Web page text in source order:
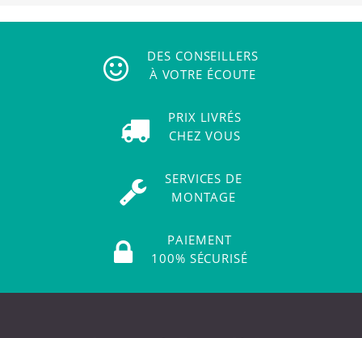
DES CONSEILLERS
À VOTRE ÉCOUTE
PRIX LIVRÉS
CHEZ VOUS
SERVICES DE
MONTAGE
PAIEMENT
100% SÉCURISÉ